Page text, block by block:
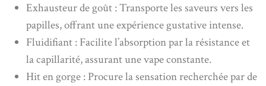
Exhausteur de goût : Transporte les saveurs vers les
papilles, offrant une expérience gustative intense.
Fluidifiant : Facilite l’absorption par la résistance et
la capillarité, assurant une vape constante.
Hit en gorge : Procure la sensation recherchée par de